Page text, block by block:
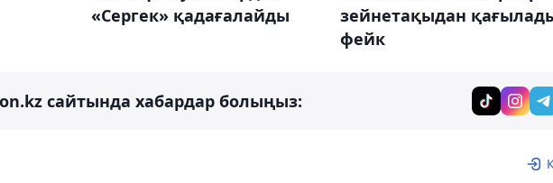
«Сергек» қадағалайды
зейнетақыдан
фейк
сайтында хабардар болыңыз: